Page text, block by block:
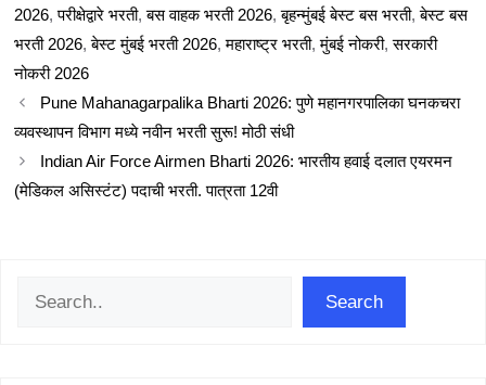
2026,परीक्षेद्वारे भरती,बस वाहक भरती 2026,बृहन्मुंबई बेस्ट बस भरती,बेस्ट बस
भरती 2026,बेस्ट मुंबई भरती 2026,महाराष्ट्र भरती,मुंबई नोकरी,सरकारी
नोकरी 2026
Pune Mahanagarpalika Bharti 2026: पुणे महानगरपालिका घनकचरा
व्यवस्थापन विभाग मध्ये नवीन भरती सुरू! मोठी संधी
Indian Air Force Airmen Bharti 2026: भारतीय हवाई दलात एयरमन
(मेडिकल असिस्टंट) पदाची भरती. पात्रता 12वी
Search